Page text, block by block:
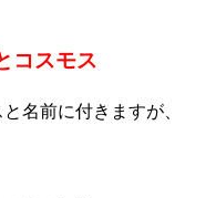
コスモス
名前に付きますが、